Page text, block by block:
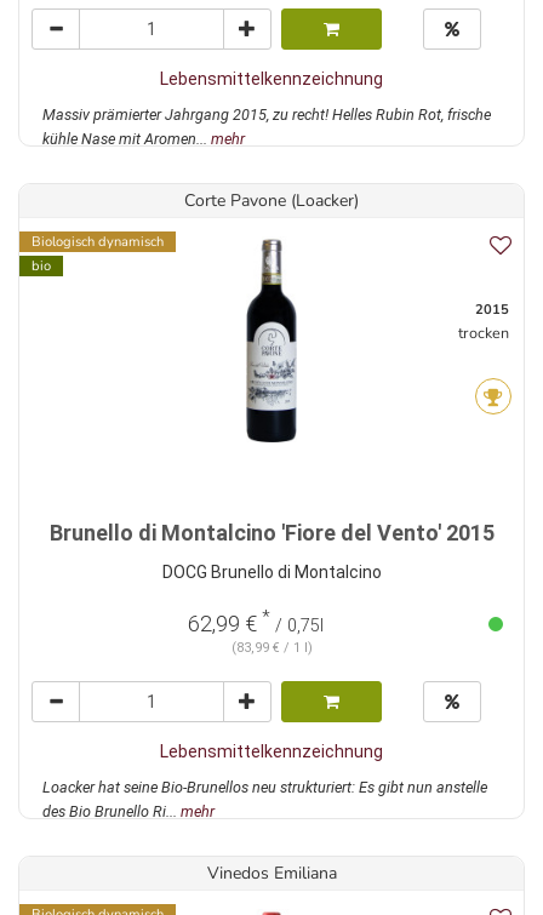
Lebensmittelkennzeichnung
Massiv prämierter Jahrgang 2015, zu recht! Helles Rubin Rot, frische
kühle Nase mit Aromen... mehr
Corte Pavone (Loacker)
Biologisch dynamisch
bio
2015
trocken
Brunello di Montalcino 'Fiore del Vento' 2015
DOCG Brunello di Montalcino
62,99 € * / 0,75l
(83,99 € / 1 l)
Lebensmittelkennzeichnung
Loacker hat seine Bio-Brunellos neu strukturiert: Es gibt nun anstelle
des Bio Brunello Ri... mehr
Vinedos Emiliana